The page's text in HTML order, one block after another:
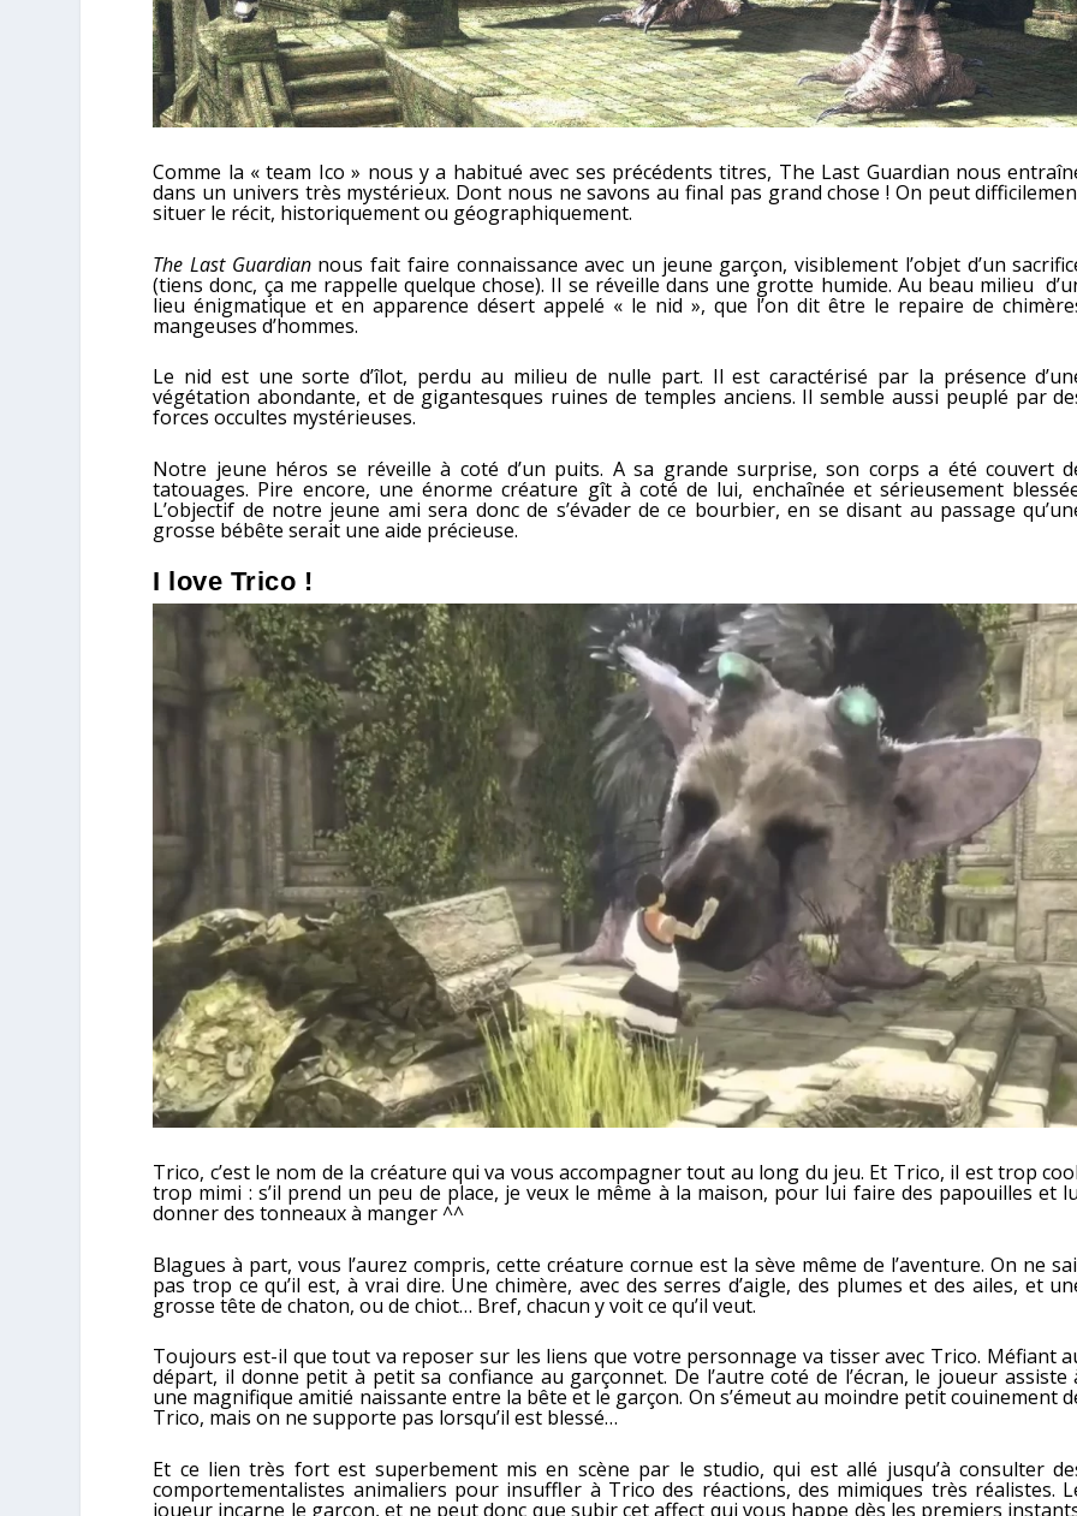
Comme la « team Ico » nous y a habitué avec ses précédents titres, The Last Guardian nous
dans un univers très mystérieux. Dont nous ne savons au final pas grand chose ! On peut
situer le récit, historiquement ou géographiquement.
The Last Guardiannous fait faire connaissance avec un jeune garçon, visiblement l’objet d’un
(tiens donc, ça me rappelle quelque chose). Il se réveille dans une grotte humide. Au beau milieu
lieu énigmatique et en apparence désert appelé « le nid », que l’on dit être le repaire de
mangeuses d’hommes.
Le nid est une sorte d’îlot, perdu au milieu de nulle part. Il est caractérisé par la présence
végétation abondante, et de gigantesques ruines de temples anciens. Il semble aussi peuplé par
forces occultes mystérieuses.
Notre jeune héros se réveille à coté d’un puits. A sa grande surprise, son corps a été couvert
tatouages. Pire encore, une énorme créature gît à coté de lui, enchaînée et sérieusement
L’objectif de notre jeune ami sera donc de s’évader de ce bourbier, en se disant au passage
grosse bébête serait une aide précieuse.
I love Trico !
Trico, c’est le nom de la créature qui va vous accompagner tout au long du jeu. Et Trico, il est trop
trop mimi : s’il prend un peu de place, je veux le même à la maison, pour lui faire des papouilles et
donner des tonneaux à manger ^^
Blagues à part, vous l’aurez compris, cette créature cornue est la sève même de l’aventure. On ne
pas trop ce qu’il est, à vrai dire. Une chimère, avec des serres d’aigle, des plumes et des ailes, et
grosse tête de chaton, ou de chiot… Bref, chacun y voit ce qu’il veut.
Toujours est-il que tout va reposer sur les liens que votre personnage va tisser avec Trico. Méfiant
départ, il donne petit à petit sa confiance au garçonnet. De l’autre coté de l’écran, le joueur assiste
une magnifique amitié naissante entre la bête et le garçon. On s’émeut au moindre petit couinement
Trico, mais on ne supporte pas lorsqu’il est blessé…
Et ce lien très fort est superbement mis en scène par le studio, qui est allé jusqu’à consulter
comportementalistes animaliers pour insuffler à Trico des réactions, des mimiques très réalistes.
joueur incarne le garçon, et ne peut donc que subir cet affect qui vous happe dès les premiers